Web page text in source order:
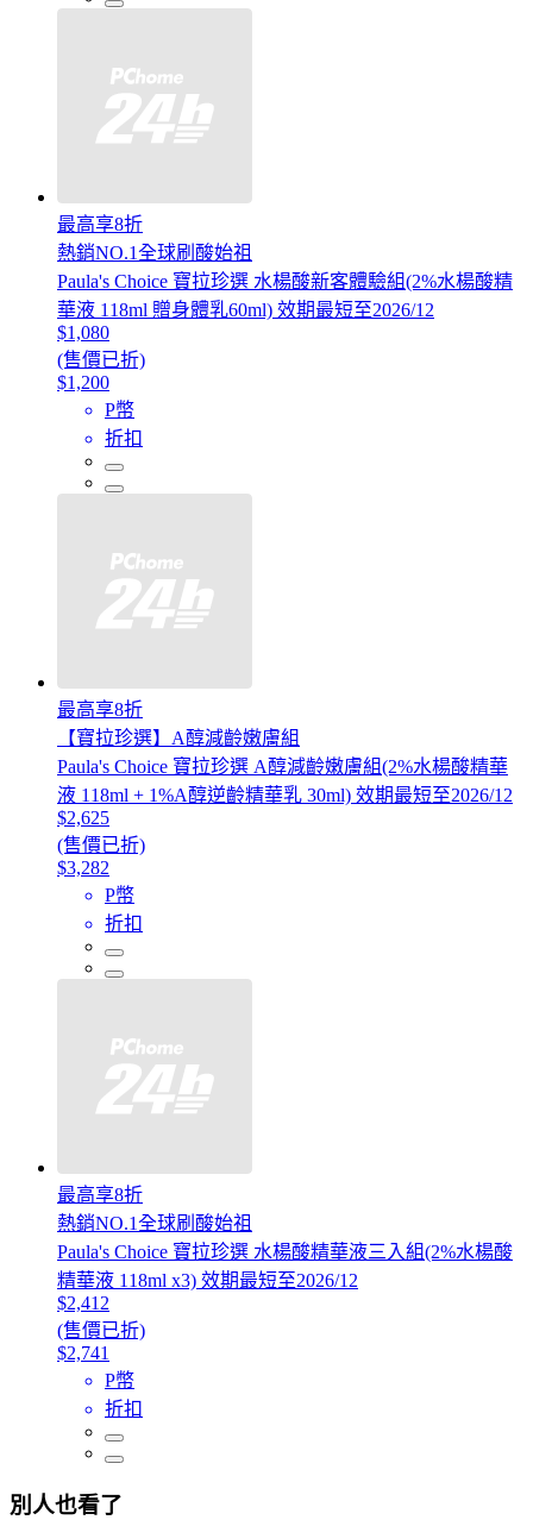
最高享8折
熱銷NO.1全球刷酸始祖
Paula's Choice 寶拉珍選 水楊酸新客體驗組(2%水楊酸精
華液 118ml 贈身體乳60ml) 效期最短至2026/12
$1,080
(售價已折)
$1,200
P幣
折扣
最高享8折
【寶拉珍選】A醇減齡嫩膚組
Paula's Choice 寶拉珍選 A醇減齡嫩膚組(2%水楊酸精華
液 118ml + 1%A醇逆齡精華乳 30ml) 效期最短至2026/12
$2,625
(售價已折)
$3,282
P幣
折扣
最高享8折
熱銷NO.1全球刷酸始祖
Paula's Choice 寶拉珍選 水楊酸精華液三入組(2%水楊酸
精華液 118ml x3) 效期最短至2026/12
$2,412
(售價已折)
$2,741
P幣
折扣
別人也看了